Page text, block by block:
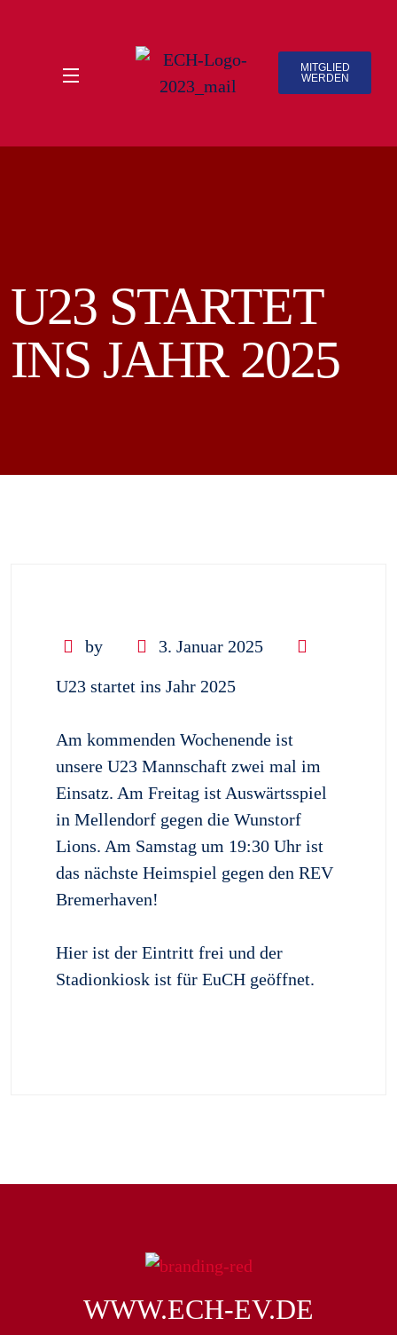
MITGLIED
WERDEN
U23 STARTET
INS JAHR 2025
by 3. Januar 2025
U23 startet ins Jahr 2025
Am kommenden Wochenende ist
unsere U23 Mannschaft zwei mal im
Einsatz. Am Freitag ist Auswärtsspiel
in Mellendorf gegen die Wunstorf
Lions. Am Samstag um 19:30 Uhr ist
das nächste Heimspiel gegen den REV
Bremerhaven!
Hier ist der Eintritt frei und der
Stadionkiosk ist für EuCH geöffnet.
WWW.ECH-EV.DE